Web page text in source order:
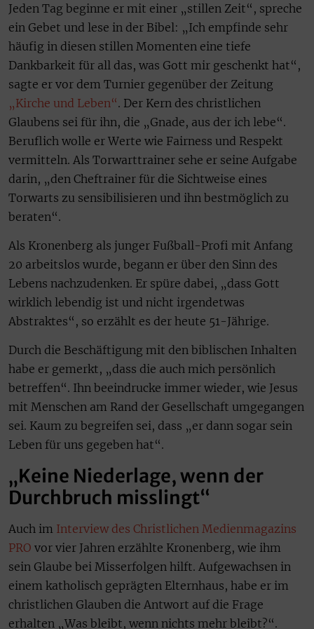
Jeden Tag beginne er mit einer „stillen Zeit“, spreche
ein Gebet und lese in der Bibel: „Ich empfinde sehr
häufig in diesen stillen Momenten eine tiefe
Dankbarkeit für all das, was Gott mir geschenkt hat“,
sagte er vor dem Turnier gegenüber der Zeitung
„Kirche und Leben“. Der Kern des christlichen
Glaubens sei für ihn, die „Gnade, aus der ich lebe“.
Beruflich wolle er Werte wie Fairness und Respekt
vermitteln. Als Torwarttrainer sehe er seine Aufgabe
darin, „den Cheftrainer für die Sichtweise eines
Torwarts zu sensibilisieren und ihn bestmöglich zu
beraten“.
Als Kronenberg als junger Fußball-Profi mit Anfang
20 arbeitslos wurde, begann er über den Sinn des
Lebens nachzudenken. Er spüre dabei, „dass Gott
wirklich lebendig ist und nicht irgendetwas
Abstraktes“, so erzählt es der heute 51-Jährige.
Durch die Beschäftigung mit den biblischen Inhalten
habe er gemerkt, „dass die auch mich persönlich
betreffen“. Ihn beeindrucke immer wieder, wie Jesus
mit Menschen am Rand der Gesellschaft umgegangen
sei. Kaum zu begreifen sei, dass „er dann sogar sein
Leben für uns gegeben hat“.
„Keine Niederlage, wenn der
Durchbruch misslingt“
Auch im Interview des Christlichen Medienmagazins
PRO vor vier Jahren erzählte Kronenberg, wie ihm
sein Glaube bei Misserfolgen hilft. Aufgewachsen in
einem katholisch geprägten Elternhaus, habe er im
christlichen Glauben die Antwort auf die Frage
erhalten „Was bleibt, wenn nichts mehr bleibt?“.